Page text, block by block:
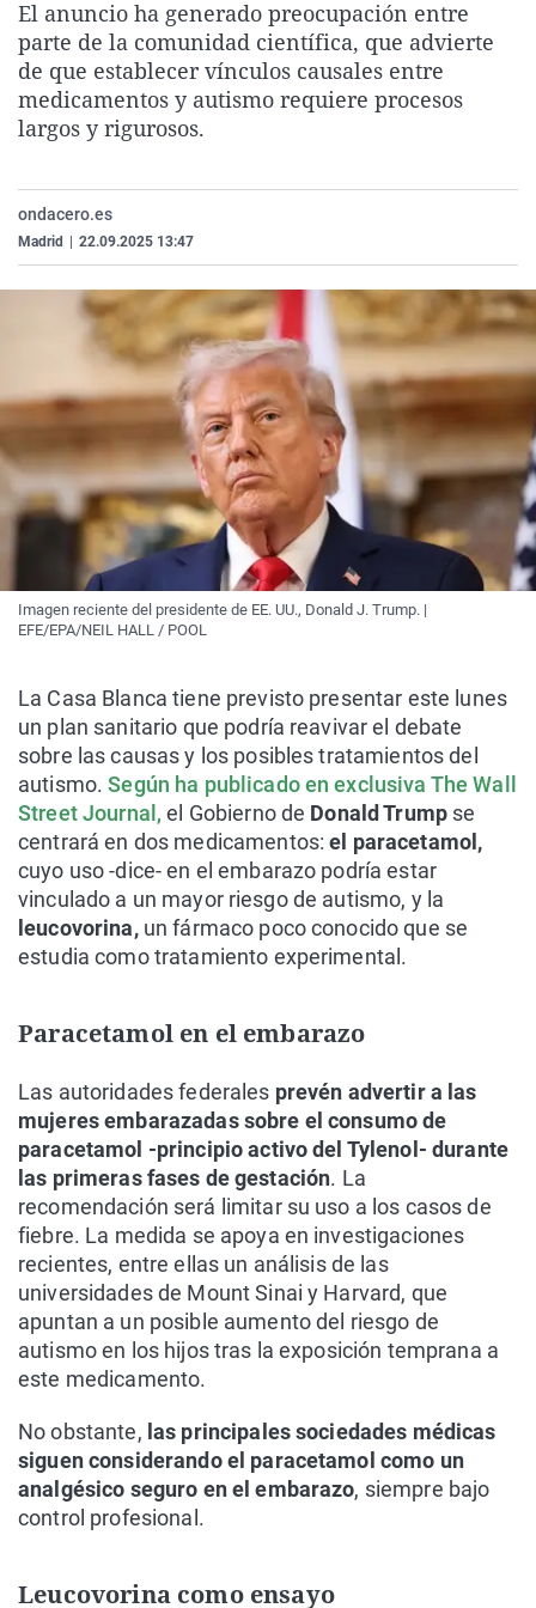
La rosa de los vientos
Gente viajera
Como el perro y el
Caso
Retornados
Equipo de
Extremadura
Galicia
La Rioja
País Vasco
Virales
Televisión
Elecciones
El anuncio ha generado preocupación entre
parte de la comunidad científica, que advierte
de que establecer vínculos causales entre
medicamentos y autismo requiere procesos
largos y rigurosos.
ondacero.es
Madrid 22.09.2025 13:47
Imagen reciente del presidente de EE. UU., Donald J. Trump. |
EFE/EPA/NEIL HALL / POOL
La Casa Blanca tiene previsto presentar este lunes
un plan sanitario que podría reavivar el debate
sobre las causas y los posibles tratamientos del
autismo.Según ha publicado en exclusiva The Wall
Street Journal, el Gobierno de Donald Trump se
centrará en dos medicamentos:el paracetamol,
cuyo uso -dice- en el embarazo podría estar
vinculado a un mayor riesgo de autismo, y la
leucovorina,un fármaco poco conocido que se
estudia como tratamiento experimental.
Paracetamol en el embarazo
Las autoridades federales prevén advertir a las
mujeres embarazadas sobre el consumo de
paracetamol -principio activo del Tylenol- durante
las primeras fases de gestación. La
recomendación será limitar su uso a los casos de
fiebre. La medida se apoya en investigaciones
recientes, entre ellas un análisis de las
universidades de Mount Sinai y Harvard, que
apuntan a un posible aumento del riesgo de
autismo en los hijos tras la exposición temprana a
este medicamento.
No obstante, las principales sociedades médicas
siguen considerando el paracetamol como un
analgésico seguro en el embarazo, siempre bajo
control profesional.
Leucovorina como ensayo